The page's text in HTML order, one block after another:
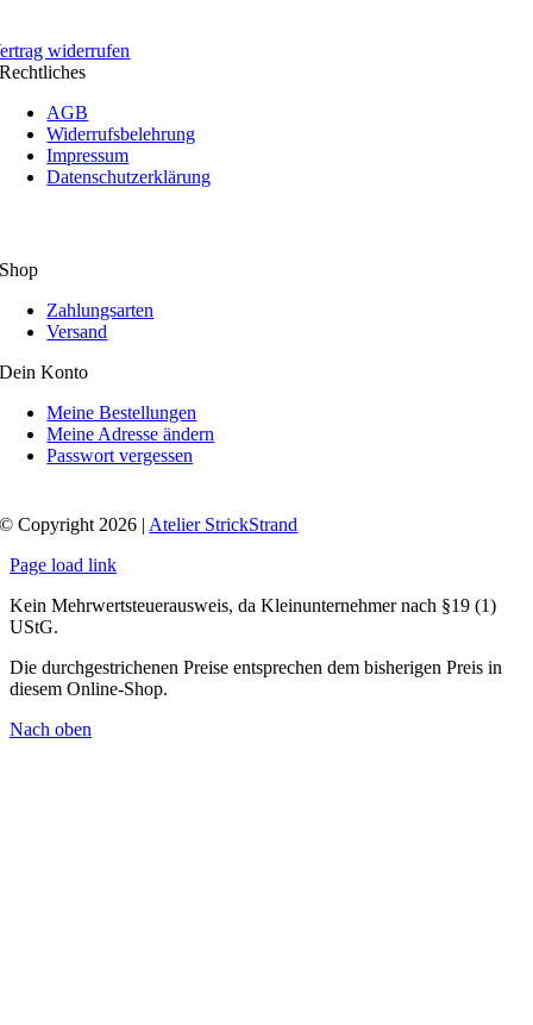
widerrufen
Rechtliches
AGB
Widerrufsbelehrung
Impressum
Datenschutzerklärung
Shop
Zahlungsarten
Versand
Dein Konto
Meine Bestellungen
Meine Adresse ändern
Passwort vergessen
© Copyright 2026 |Atelier StrickStrand
Page load link
Kein Mehrwertsteuerausweis, da Kleinunternehmer nach §19 (1)
UStG.
Die durchgestrichenen Preise entsprechen dem bisherigen Preis in
diesem Online-Shop.
Nach oben